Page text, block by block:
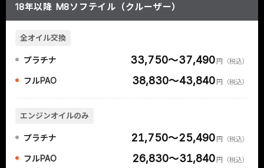
18年以降 M8ソフテイル（クルーザー）
全オイル交換
プラチナ 33,750～37,490円（税込）
フルPAO 38,830～43,840円（税込）
エンジンオイルのみ
プラチナ 21,750～25,490円（税込）
フルPAO 26,830～31,840円（税込）